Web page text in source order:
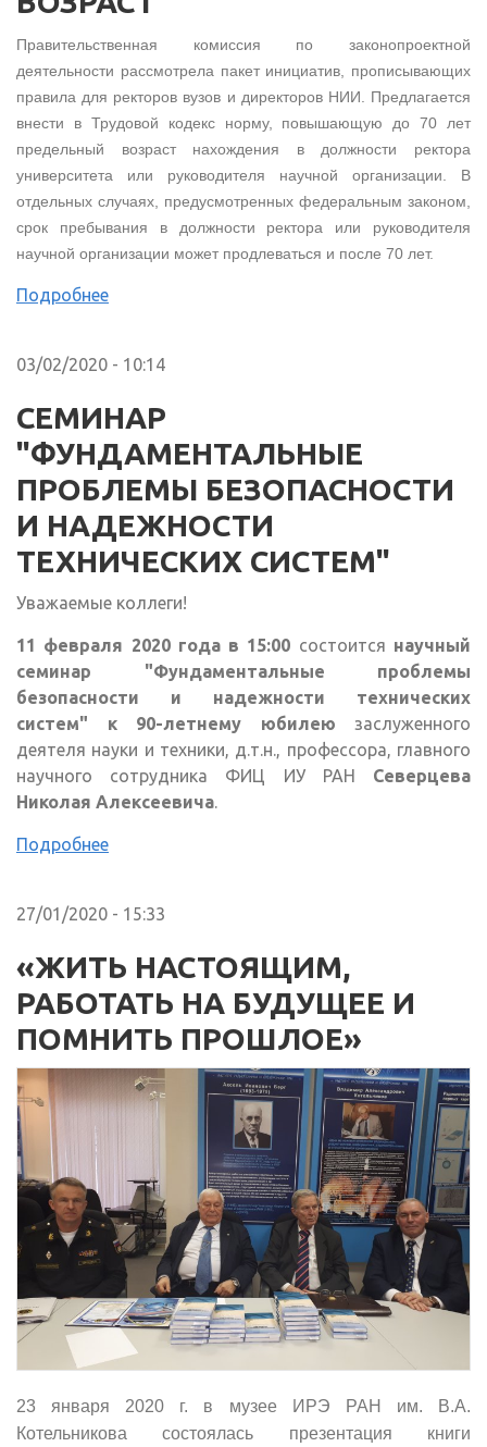
Правительственная комиссия по законопроектной
деятельности рассмотрела пакет инициатив, прописывающих
правила для ректоров вузов и директоров НИИ. Предлагается
внести в Трудовой кодекс норму, повышающую до 70 лет
предельный возраст нахождения в должности ректора
университета или руководителя научной организации. В
отдельных случаях, предусмотренных федеральным законом,
срок пребывания в должности ректора или руководителя
научной организации может продлеваться и после 70 лет.
Подробнее
03/02/2020 - 10:14
СЕМИНАР
"ФУНДАМЕНТАЛЬНЫЕ
ПРОБЛЕМЫ БЕЗОПАСНОСТИ
И НАДЕЖНОСТИ
ТЕХНИЧЕСКИХ СИСТЕМ"
Уважаемые коллеги!
11 февраля 2020 года в 15:00 состоится научный
семинар "Фундаментальные проблемы
безопасности и надежности технических
систем" к 90-летнему юбилею заслуженного
деятеля науки и техники, д.т.н., профессора, главного
научного сотрудника ФИЦ ИУ РАН Северцева
Николая Алексеевича.
Подробнее
27/01/2020 - 15:33
«ЖИТЬ НАСТОЯЩИМ,
РАБОТАТЬ НА БУДУЩЕЕ И
ПОМНИТЬ ПРОШЛОЕ»
23 января 2020 г. в музее ИРЭ РАН им. В.А.
Котельникова состоялась презентация книги